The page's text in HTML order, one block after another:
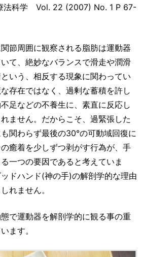
法科学 Vol. 22 (2007) No. 1 P 67-
節周囲に観察される脂肪は運動器
て、絶妙なバランスで滑走や潤滑
いう、相反する現象に関わってい
存在ではなく、過剰な蓄積を許し
足などの不養生に、素直に反応し
ません。だからこそ、過緊張した
関わらず最後の30°の可動域回復に
癒着を少しずつ剥がす行為が、手
一つの要因であると考えていま
ドハンド(神の手)の解剖学的な理由
れません。
で運動器を解剖学的に観る事の重
ます。